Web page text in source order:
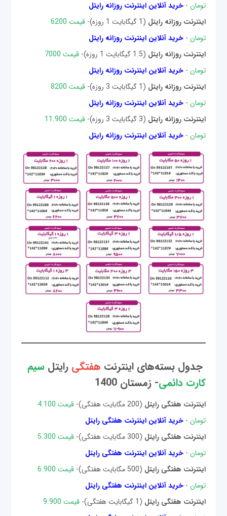
تومان - خرید آنلاین اینترنت روزانه رایتل
اینترنت روزانه رایتل (1 گیگابایت 1 روزه)-
تومان - خرید آنلاین اینترنت روزانه رایتل
اینترنت روزانه رایتل (1.5 گیگابایت 1 روزه)-
قیمت 7000
تومان -خرید آنلاین اینترنت روزانه رایتل
اینترنت روزانه رایتل (1 گیگابایت 3 روزه)-
قیمت 8200
تومان - خرید آنلاین اینترنت روزانه رایتل
اینترنت روزانه رایتل (3 گیگابایت 3 روزه)-
قیمت 11.900
تومان - خرید آنلاین اینترنت روزانه رایتل
جدول بسته‌های اینترنت هفتگی رایتلسیم
کارت دائمی- زمستان 1400
اینترنت هفتگی رایتل (200 مگابایت هفتگی)-
قیمت 4.100
تومان - خرید آنلاین اینترنت هفتگی رایتل
اینترنت هفتگی رایتل (300 مگابایت هفتگی)-
قیمت 5.300
تومان -خرید آنلاین اینترنت هفتگی رایتل
اینترنت هفتگی رایتل (500 مگابایت هفتگی)-
قیمت 6.900
تومان -خرید آنلاین اینترنت هفتگی رایتل
اینترنت هفتگی رایتل (1 گیگابایت هفتگی)-
قیمت 9.900